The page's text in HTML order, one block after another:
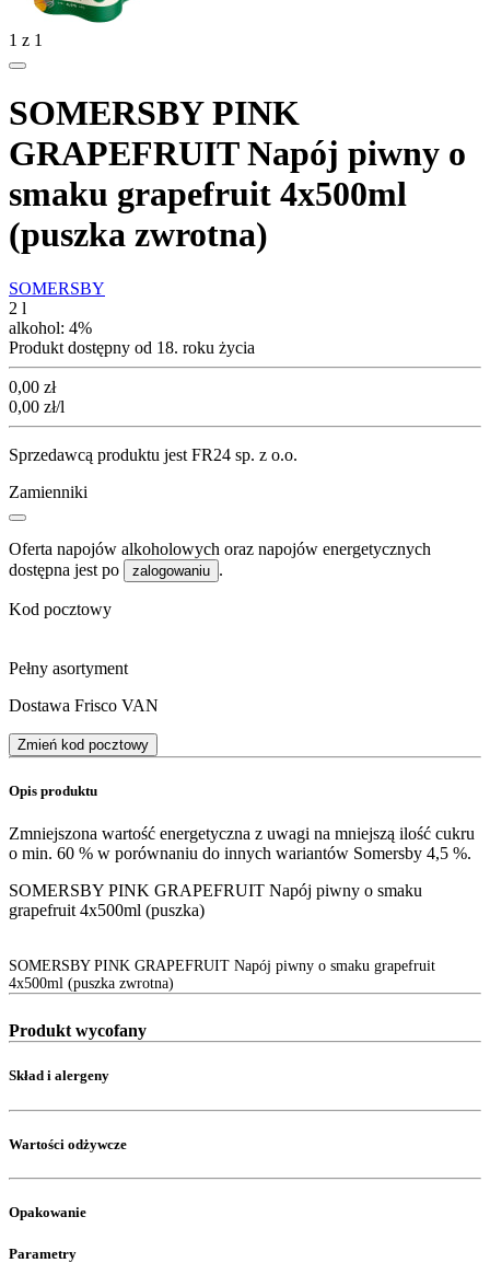
1 z 1
SOMERSBY PINK
GRAPEFRUIT Napój piwny o
smaku grapefruit 4x500ml
(puszka zwrotna)
SOMERSBY
2 l
alkohol: 4%
Produkt dostępny od 18. roku życia
Cena
0,00 zł
0,00 zł/l
Sprzedawcą produktu jest FR24 sp. z o.o.
Zamienniki
Oferta napojów alkoholowych oraz napojów energetycznych
dostępna jest po
zalogowaniu .
Kod pocztowy
Pełny asortyment
Dostawa Frisco VAN
Zmień kod pocztowy
Opis produktu
Zmniejszona wartość energetyczna z uwagi na mniejszą ilość cukru
o min. 60 % w porównaniu do innych wariantów Somersby 4,5 %.
SOMERSBY PINK GRAPEFRUIT Napój piwny o smaku
grapefruit 4x500ml (puszka)
SOMERSBY PINK GRAPEFRUIT Napój piwny o smaku grapefruit
4x500ml (puszka zwrotna)
Produkt wycofany
Skład i alergeny
Wartości odżywcze
Opakowanie
Parametry